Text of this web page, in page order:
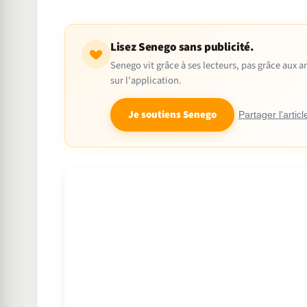
Lisez Senego sans publicité.
Senego vit grâce à ses lecteurs, pas grâce
sur l'application.
Je soutiens Senego Partager